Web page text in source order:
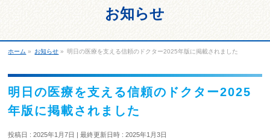
お知らせ
ホーム » お知らせ » 明日の医療を支える信頼のドクター2025年版に掲載されました
明日の医療を支える信頼のドクター2025
年版に掲載されました
投稿日 : 2025年1月7日 最終更新日時 : 2025年1月3日